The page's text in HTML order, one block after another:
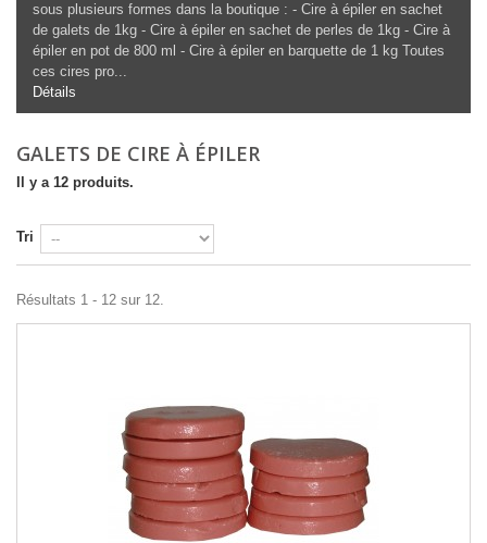
sous plusieurs formes dans la boutique : - Cire à épiler en sachet
de galets de 1kg - Cire à épiler en sachet de perles de 1kg - Cire à
épiler en pot de 800 ml - Cire à épiler en barquette de 1 kg Toutes
ces cires pro...
Détails
GALETS DE CIRE À ÉPILER
Il y a 12 produits.
Tri
Résultats 1 - 12 sur 12.